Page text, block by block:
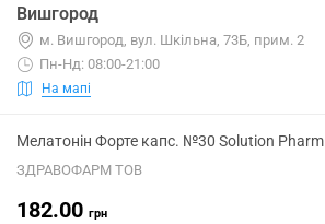
Вишгород
м. Вишгород, вул. Шкільна, 73Б, прим. 2
Пн-Нд: 08:00-21:00
На мапі
Мелатонін Форте капс. №30 Solution Pharm
ЗДРАВОФАРМ ТОВ
182.00 грн